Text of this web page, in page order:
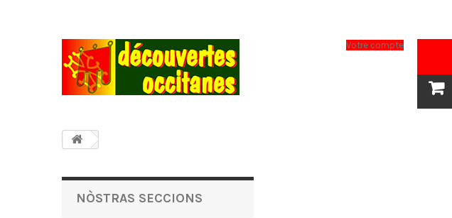
Votre compte
NÒSTRAS SECCIONS